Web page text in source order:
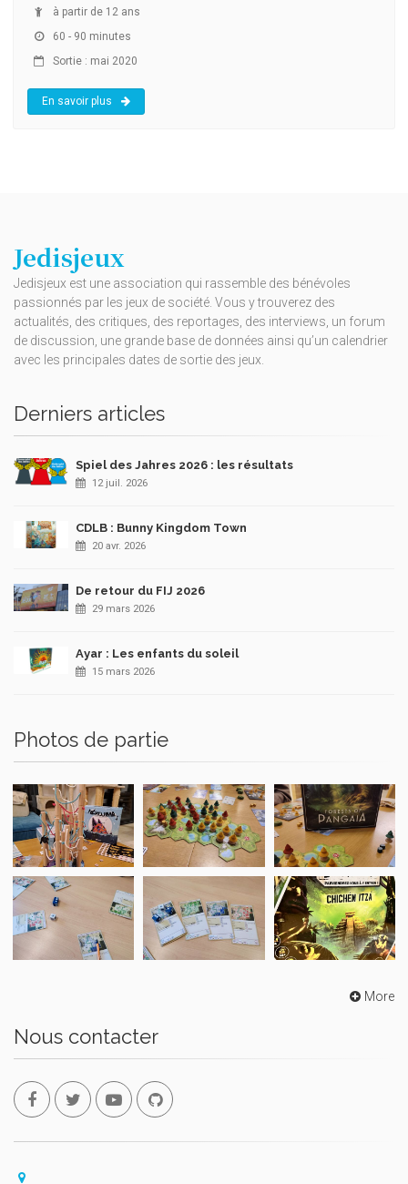
à partir de 12 ans
60 - 90 minutes
Sortie : mai 2020
En savoir plus
Jedisjeux
Jedisjeux est une association qui rassemble des bénévoles
passionnés par les jeux de société. Vous y trouverez des
actualités, des critiques, des reportages, des interviews, un forum
de discussion, une grande base de données ainsi qu’un calendrier
avec les principales dates de sortie des jeux.
Derniers articles
Spiel des Jahres 2026 : les résultats
12 juil. 2026
CDLB : Bunny Kingdom Town
20 avr. 2026
De retour du FIJ 2026
29 mars 2026
Ayar : Les enfants du soleil
15 mars 2026
Photos de partie
More
Nous contacter